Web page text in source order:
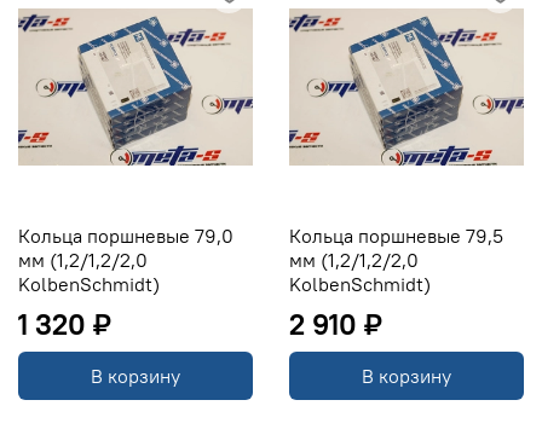
Кольца поршневые 79,0
мм (1,2/1,2/2,0
KolbenSchmidt)
1 320 ₽
В корзину
Кольца поршневые 79,5
мм (1,2/1,2/2,0
KolbenSchmidt)
2 910 ₽
В корзину